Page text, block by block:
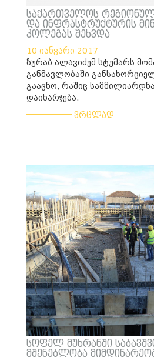
საქართველოს
და ინფრასტრუქტურის
კოლეგას შეხვდა
10 იანვარი 2017
ზურაბ ალავიძემ სტუმარს
განმავლობაში
გააცნო, რაშიც
დაიხარჯება.
ვრცლად
სოფელ მუხრანში
მშენებლობა